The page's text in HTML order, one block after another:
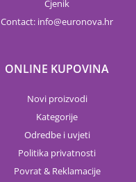
Cjenik
Contact: info euronova.hr
ONLINE KUPOVINA
Novi proizvodi
Kategorije
Odredbe i uvjeti
Politika privatnosti
Povrat & Reklamacije